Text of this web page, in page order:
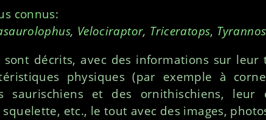
connus:
, Velociraptor, Triceratops,
sont décrits, avec des informations sur
physiques (par exemple à
saurischiens et des ornithischiens, leur
etc., le tout avec des images,